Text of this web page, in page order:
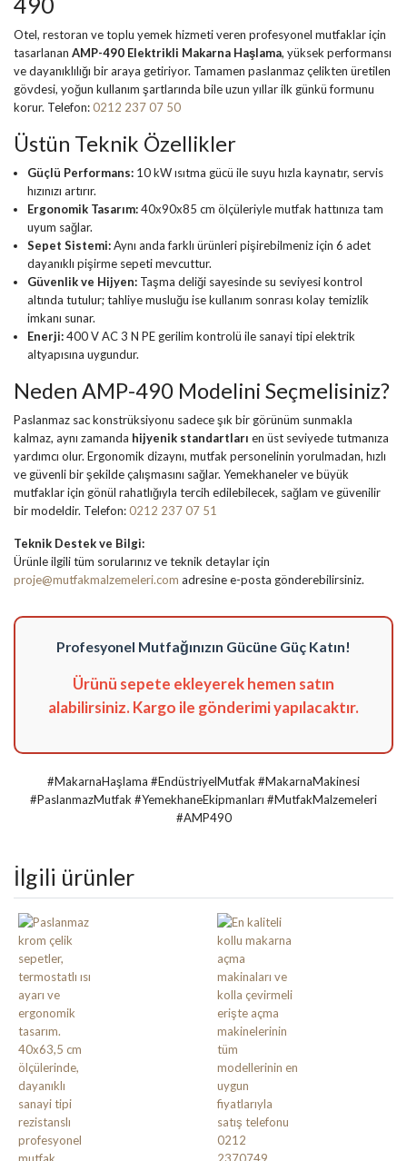
Otel, restoran ve toplu yemek hizmeti veren profesyonel mutfaklar için
tasarlanan AMP-490 Elektrikli Makarna Haşlama, yüksek performansı
ve dayanıklılığı bir araya getiriyor. Tamamen paslanmaz çelikten üretilen
gövdesi, yoğun kullanım şartlarında bile uzun yıllar ilk günkü formunu
korur. Telefon:0212 237 07 50
Üstün Teknik Özellikler
Güçlü Performans: 10 kW ısıtma gücü ile suyu hızla kaynatır, servis
hızınızı artırır.
Ergonomik Tasarım:40x90x85 cm ölçüleriyle mutfak hattınıza tam
uyum sağlar.
Sepet Sistemi:Aynı anda farklı ürünleri pişirebilmeniz için 6 adet
dayanıklı pişirme sepeti mevcuttur.
Güvenlik ve Hijyen: Taşma deliği sayesinde su seviyesi kontrol
altında tutulur; tahliye musluğu ise kullanım sonrası kolay temizlik
imkanı sunar.
Enerji:400 V AC 3 N PE gerilim kontrolü ile sanayi tipi elektrik
altyapısına uygundur.
Neden AMP-490 Modelini Seçmelisiniz?
Paslanmaz sac konstrüksiyonu sadece şık bir görünüm sunmakla
kalmaz, aynı zamanda hijyenik standartları en üst seviyede tutmanıza
yardımcı olur. Ergonomik dizaynı, mutfak personelinin yorulmadan, hızlı
ve güvenli bir şekilde çalışmasını sağlar. Yemekhaneler ve büyük
mutfaklar için gönül rahatlığıyla tercih edilebilecek, sağlam ve güvenilir
bir modeldir. Telefon:0212 237 07 51
Teknik Destek ve Bilgi:
Ürünle ilgili tüm sorularınız ve teknik detaylar için
proje@mutfakmalzemeleri.com adresine e-posta gönderebilirsiniz.
Profesyonel Mutfağınızın Gücüne Güç Katın!
Ürünü sepete ekleyerek hemen satın
alabilirsiniz. Kargo ile gönderimi yapılacaktır.
#MakarnaHaşlama #EndüstriyelMutfak #MakarnaMakinesi
#PaslanmazMutfak #YemekhaneEkipmanları #MutfakMalzemeleri
#AMP490
İlgili ürünler